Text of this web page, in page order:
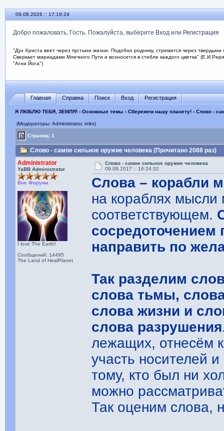
09.08.2026 :: 17:19:25
Добро пожаловать, Гость. Пожалуйста, выберите Входили Регистрация
"Дух Христа веет через пустыни жизни. Подобно роднику, стремится через твердыни
Сверкает мириадами Млечного Пути и возносится в стебле каждого цветка"
"Агни Йога")
Главная Справка Поиск Вход Регистрация
Я ЛЮБЛЮ ТЕБЯ, ЗЕМЛЯ!› Основные темы › Сбережем нашу планету!› Слово -
(Модераторы: Administrator, imkx)
Страниц: 1
Слово - самое сильное оружие человека (Прочитано 2088 раз)
Administrator
YaBB Administrator
Вне Форума
I love The Earth!
Сообщений: 14495
The Land of HealPlanet
Слово - самое сильное оружие человека
09.09.2017 :: 16:24:32
Слова – корабли
на кораблях
соответствующем.
направить по
Так разделим
слова тьмы,
слова жизни и
слова разрушения
лежащих, отнесём
участь носителей
тому, кто был ни
можно
Так оценим слова,